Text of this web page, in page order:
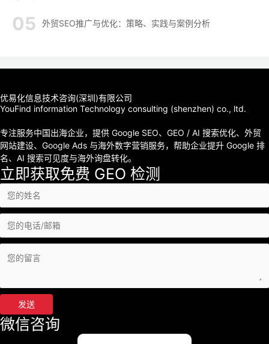
外贸SEO推广与优化：策略、实践与案例分析
优易化信息技术咨询(深圳)有限公司
YouFind information Technology consulting (shenzhen) co., ltd.
专注服务中国出海企业，提供 Google SEO、GEO / AI 搜索优化、外贸
网站建设、Google Ads 与海外数字营销服务，帮助企业提升 Google 排
名、AI 搜索可见度与海外询盘转化。
立即获取免费 GEO 检测
发送
微信咨询